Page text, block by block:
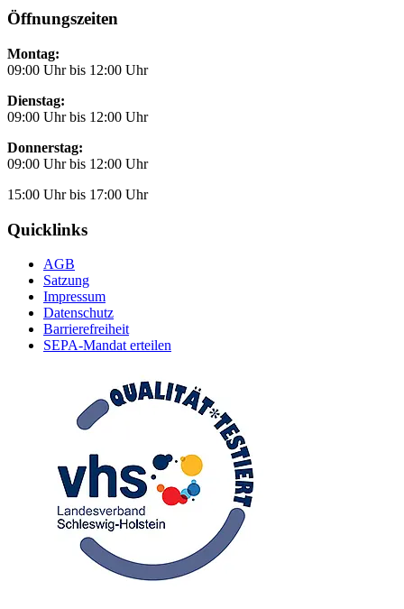
Öffnungszeiten
Montag:
09:00 Uhr bis 12:00 Uhr
Dienstag:
09:00 Uhr bis 12:00 Uhr
Donnerstag:
09:00 Uhr bis 12:00 Uhr
15:00 Uhr bis 17:00 Uhr
Quicklinks
AGB
Satzung
Impressum
Datenschutz
Barrierefreiheit
SEPA-Mandat erteilen